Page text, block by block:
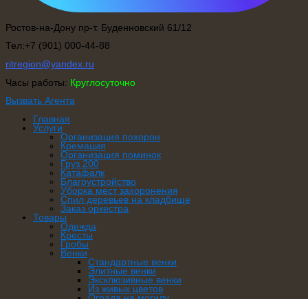
Ростов-на-Дону пр-т. Буденновский 61/12
Тел:+7 (901) 000-44-88
ritregion@yandex.ru
Часы работы: Круглосуточно
Вызвать Агента
Главная
Услуги
Организация похорон
Кремация
Организация поминок
Груз 200
Катафалк
Благоустройство
Уборка мест захоронения
Спил деревьев на кладбище
Заказ оркестра
Товары
Одежда
Кресты
Гробы
Венки
Стандартные венки
Элитные венки
Эксклюзивные венки
Из живых цветов